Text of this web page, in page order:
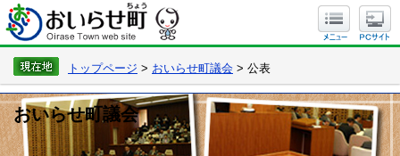
トップページ > おいらせ町議会 > 公表
おいらせ町議会